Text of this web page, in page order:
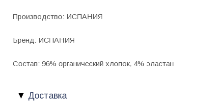
Производство: ИСПАНИЯ
Бренд: ИСПАНИЯ
Состав: 96% органический хлопок, 4% эластан
Доставка